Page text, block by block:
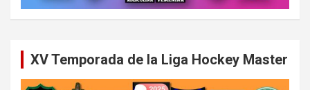
XV Temporada de la Liga Hockey Master